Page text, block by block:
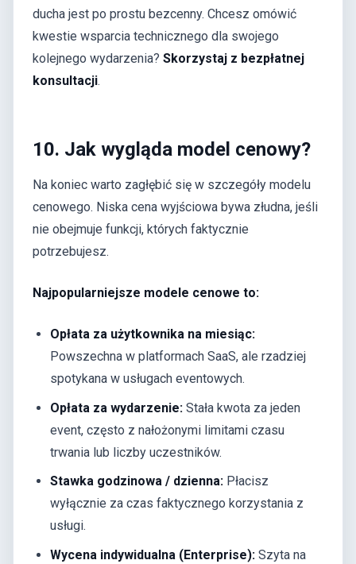
ducha jest po prostu bezcenny. Chcesz omówić
kwestie wsparcia technicznego dla swojego
kolejnego wydarzenia? Skorzystaj z bezpłatnej
konsultacji.
10. Jak wygląda model cenowy?
Na koniec warto zagłębić się w szczegóły modelu
cenowego. Niska cena wyjściowa bywa złudna, jeśli
nie obejmuje funkcji, których faktycznie
potrzebujesz.
Najpopularniejsze modele cenowe to:
Opłata za użytkownika na miesiąc:
Powszechna w platformach SaaS, ale rzadziej
spotykana w usługach eventowych.
Opłata za wydarzenie: Stała kwota za jeden
event, często z nałożonymi limitami czasu
trwania lub liczby uczestników.
Stawka godzinowa / dzienna: Płacisz
wyłącznie za czas faktycznego korzystania z
usługi.
Wycena indywidualna (Enterprise): Szyta na